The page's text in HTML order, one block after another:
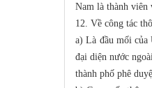
Nam là thành viên
12. Về công tác
a) Là đầu mối của
đại diện nước
thành phố phê